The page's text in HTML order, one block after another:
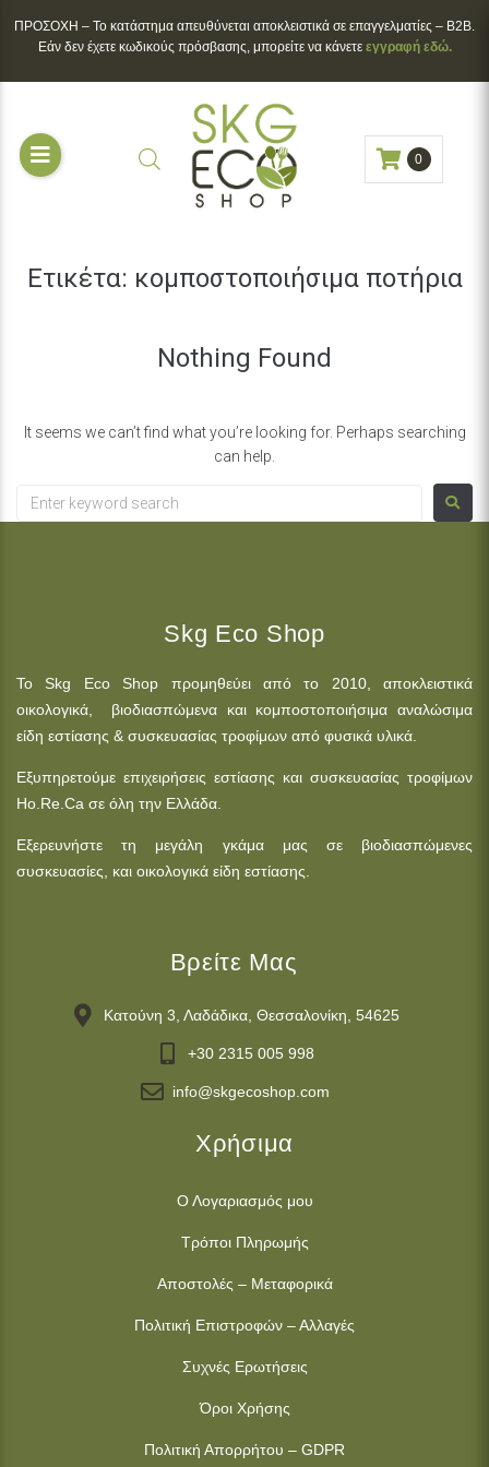
ΠΡΟΣΟΧΗ – To κατάστημα απευθύνεται αποκλειστικά σε επαγγελματίες – B2B.
Εάν δεν έχετε κωδικούς πρόσβασης, μπορείτε να κάνετε εγγραφή εδώ.
0
Ετικέτα: κομποστοποιήσιμα ποτήρια
Nothing Found
It seems we can’t find what you’re looking for. Perhaps searching
can help.
Skg Eco Shop
Το Skg Eco Shop προμηθεύει από το 2010, αποκλειστικά
οικολογικά, βιοδιασπώμενα και κομποστοποιήσιμα αναλώσιμα
είδη εστίασης & συσκευασίας τροφίμων από φυσικά υλικά.
Εξυπηρετούμε επιχειρήσεις εστίασης και συσκευασίας τροφίμων
Ho.Re.Ca σε όλη την Ελλάδα.
Εξερευνήστε τη μεγάλη γκάμα μας σε βιοδιασπώμενες
συσκευασίες, και οικολογικά είδη εστίασης.
Βρείτε Μας
Κατούνη 3, Λαδάδικα, Θεσσαλονίκη, 54625
+30 2315 005 998
info@skgecoshop.com
Χρήσιμα
Ο Λογαριασμός μου
Τρόποι Πληρωμής
Αποστολές – Μεταφορικά
Πολιτική Επιστροφών – Αλλαγές
Συχνές Ερωτήσεις
Όροι Χρήσης
Πολιτική Απορρήτου – GDPR